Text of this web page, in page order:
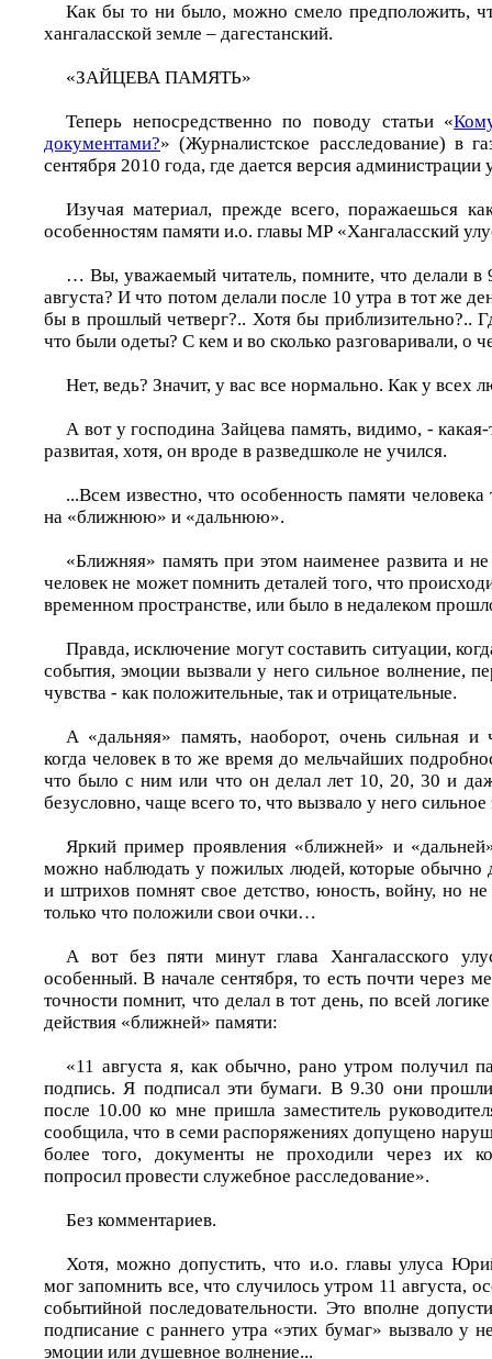
Как бы то ни было, можно смело предположить,
хангаласской земле – дагестанский.
«ЗАЙЦЕВА ПАМЯТЬ»
Теперь непосредственно по поводу статьи «
документами?» (Журналистское расследование) в
сентября 2010 года, где дается версия администрации
Изучая материал, прежде всего, поражаешься
особенностям памяти и.о. главы МР «Хангаласский
… Вы, уважаемый читатель, помните, что делали в
августа? И что потом делали после 10 утра в тот же
бы в прошлый четверг?.. Хотя бы приблизительно?..
что были одеты? С кем и во сколько разговаривали, о
Нет, ведь? Значит, у вас все нормально. Как у всех
А вот у господина Зайцева память, видимо, -
развитая, хотя, он вроде в разведшколе не учился.
...Всем известно, что особенность памяти человека
на «ближнюю» и «дальнюю».
«Ближняя» память при этом наименее развита и
человек не может помнить деталей того, что
временном пространстве, или было в недалеком
Правда, исключение могут составить ситуации,
события, эмоции вызвали у него сильное волнение,
чувства - как положительные, так и отрицательные.
А «дальняя» память, наоборот, очень сильная и
когда человек в то же время до мельчайших
что было с ним или что он делал лет 10, 20, 30 и
безусловно, чаще всего то, что вызвало у него
Яркий пример проявления «ближней» и
можно наблюдать у пожилых людей, которые обычно
и штрихов помнят свое детство, юность, войну, но
только что положили свои очки…
А вот без пяти минут глава Хангаласского
особенный. В начале сентября, то есть почти через
точности помнит, что делал в тот день, по всей
действия «ближней» памяти:
«11 августа я, как обычно, рано утром получил
подпись. Я подписал эти бумаги. В 9.30 они
после 10.00 ко мне пришла заместитель
сообщила, что в семи распоряжениях допущено
более того, документы не проходили через их
попросил провести служебное расследование».
Без комментариев.
Хотя, можно допустить, что и.о. главы улуса
мог запомнить все, что случилось утром 11 августа,
событийной последовательности. Это вполне
подписание с раннего утра «этих бумаг» вызвало у
эмоции или душевное волнение...